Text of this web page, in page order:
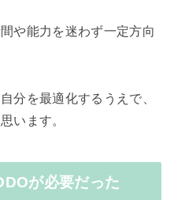
や能力を迷わず一定方向
分を最適化するうえで、
います。
が必要だった